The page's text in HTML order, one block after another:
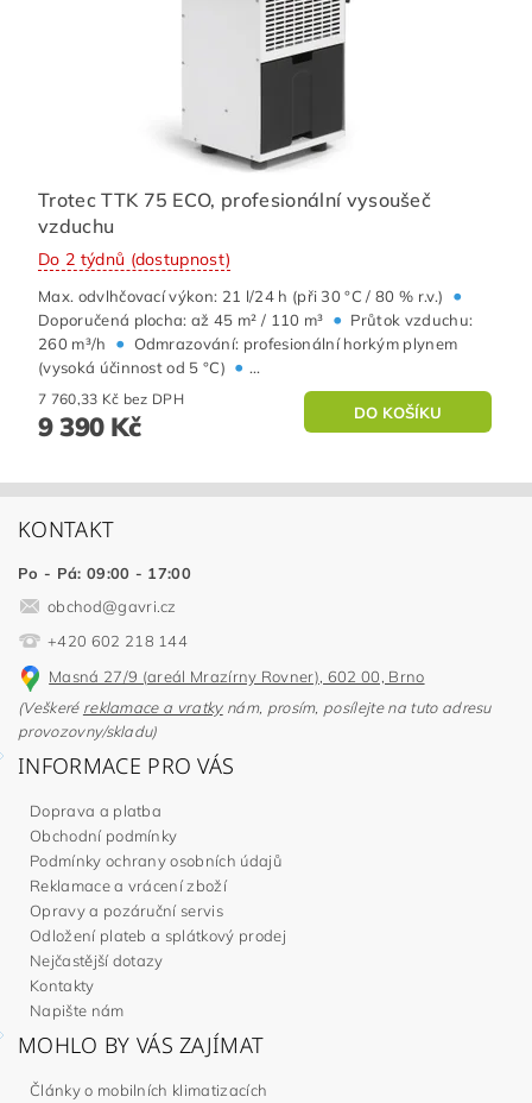
Trotec TTK 75 ECO, profesionální vysoušeč
vzduchu
Do 2 týdnů (dostupnost)
Max. odvlhčovací výkon: 21 l/24 h (při 30 °C / 80 % r.v.) •
Doporučená plocha: až 45 m² / 110 m³ • Průtok vzduchu:
260 m³/h
• Odmrazování: profesionální horkým plynem
(vysoká účinnost od 5 °C) • ...
7 760,33 Kč bez DPH
9 390 Kč
KONTAKT
Po - Pá: 09:00 - 17:00
obchod@gavri.cz
+420 602 218 144
Masná 27/9 (areál Mrazírny Rovner), 602 00, Brno
(Veškeré reklamace a vratkynám, prosím, posílejte na tuto adresu
provozovny/skladu)
INFORMACE PRO VÁS
Doprava a platba
Obchodní podmínky
Podmínky ochrany osobních údajů
Reklamace a vrácení zboží
Opravy a pozáruční servis
Odložení plateb a splátkový prodej
Nejčastější dotazy
Kontakty
Napište nám
MOHLO BY VÁS ZAJÍMAT
Články o mobilních klimatizacích